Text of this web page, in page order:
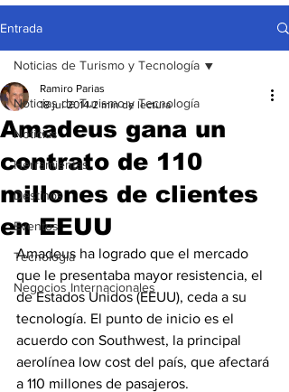
Entrada
Noticias de Turismo y Tecnología
Noticias
Herramientas
Destinos
Eventos
Tecnología
Negocios Internacionales
Noticias de Turismo y Tecnología
Amadeus gana un
contrato de 110
millones de clientes
en EEUU
Ramiro Parias
18 jul 2014 2 min de lectura
Amadeus ha logrado que el mercado
que le presentaba mayor resistencia, el
de Estados Unidos (EEUU), ceda a su
tecnología. El punto de inicio es el
acuerdo con Southwest, la principal
aerolínea low cost del país, que afectará
a 110 millones de pasajeros.